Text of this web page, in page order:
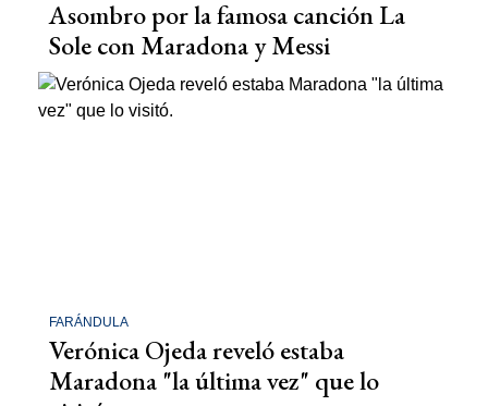
Asombro por la famosa canción La
Sole con Maradona y Messi
FARÁNDULA
Verónica Ojeda reveló estaba
Maradona "la última vez" que lo